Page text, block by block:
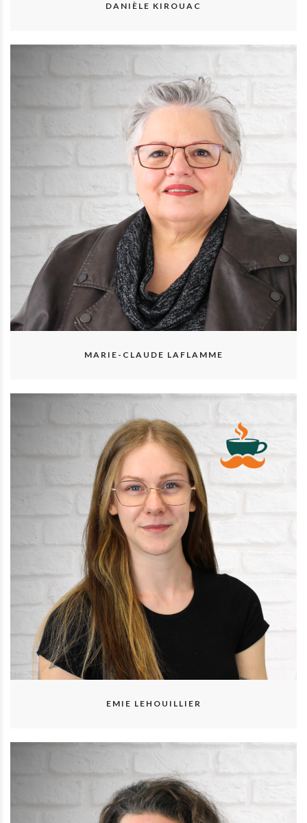
DANIÈLE KIROUAC
MARIE-CLAUDE LAFLAMME
EMIE LEHOUILLIER